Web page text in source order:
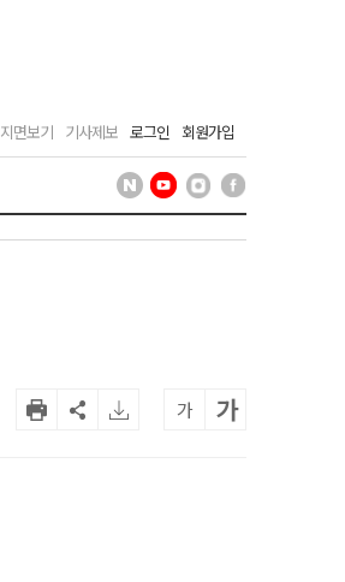
지면보기 기사제보 로그인 회원가입
가 가